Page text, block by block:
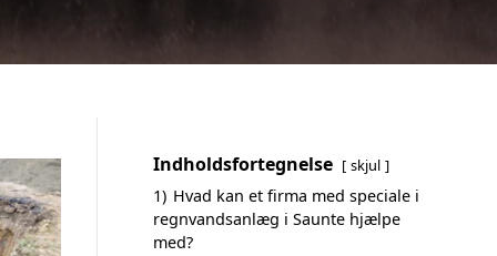
Indholdsfortegnelse skjul
1) Hvad kan et firma med speciale i
regnvandsanlæg i Saunte hjælpe
med?